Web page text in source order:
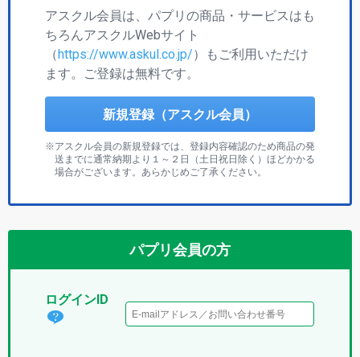
アスクル会員は、パプリの商品・サービスはも
ちろんアスクルWebサイト
（https://www.askul.co.jp/）もご利用いただけ
ます。ご登録は無料です。
新規登録（アスクル会員）
アスクル会員の新規登録では、登録内容確認のため商品の発
送までに通常納期より１～２日（土日祝日除く）ほどかかる
場合がございます。あらかじめご了承ください。
パプリ会員の方
ログインID
ログ